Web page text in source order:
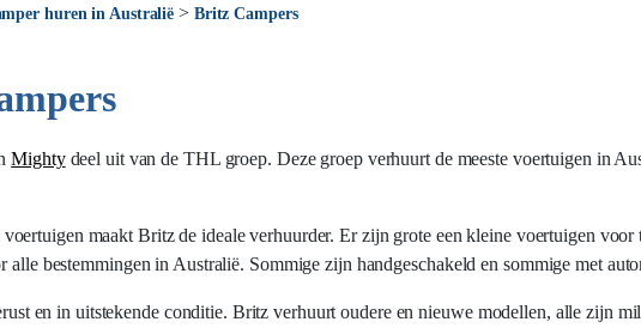
huren in Australië > Britz Campers
Mightydeel uit van de THL groep. Deze groep verhuurt de meeste voertuigen in
maakt Britz de ideale verhuurder. Er zijn grote een kleine voertuigen
bestemmingen in Australië. Sommige zijn handgeschakeld en sommige met
en in uitstekende conditie. Britz verhuurt oudere en nieuwe modellen, alle zijn